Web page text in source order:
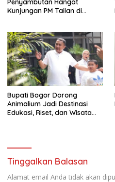
Penyambutan Hangat
Kunjungan PM Tailan di
Bupati Bogor Dorong
Animalium Jadi Destinasi
Edukasi, Riset, dan Wisata
Tinggalkan Balasan
Alamat email Anda tidak akan